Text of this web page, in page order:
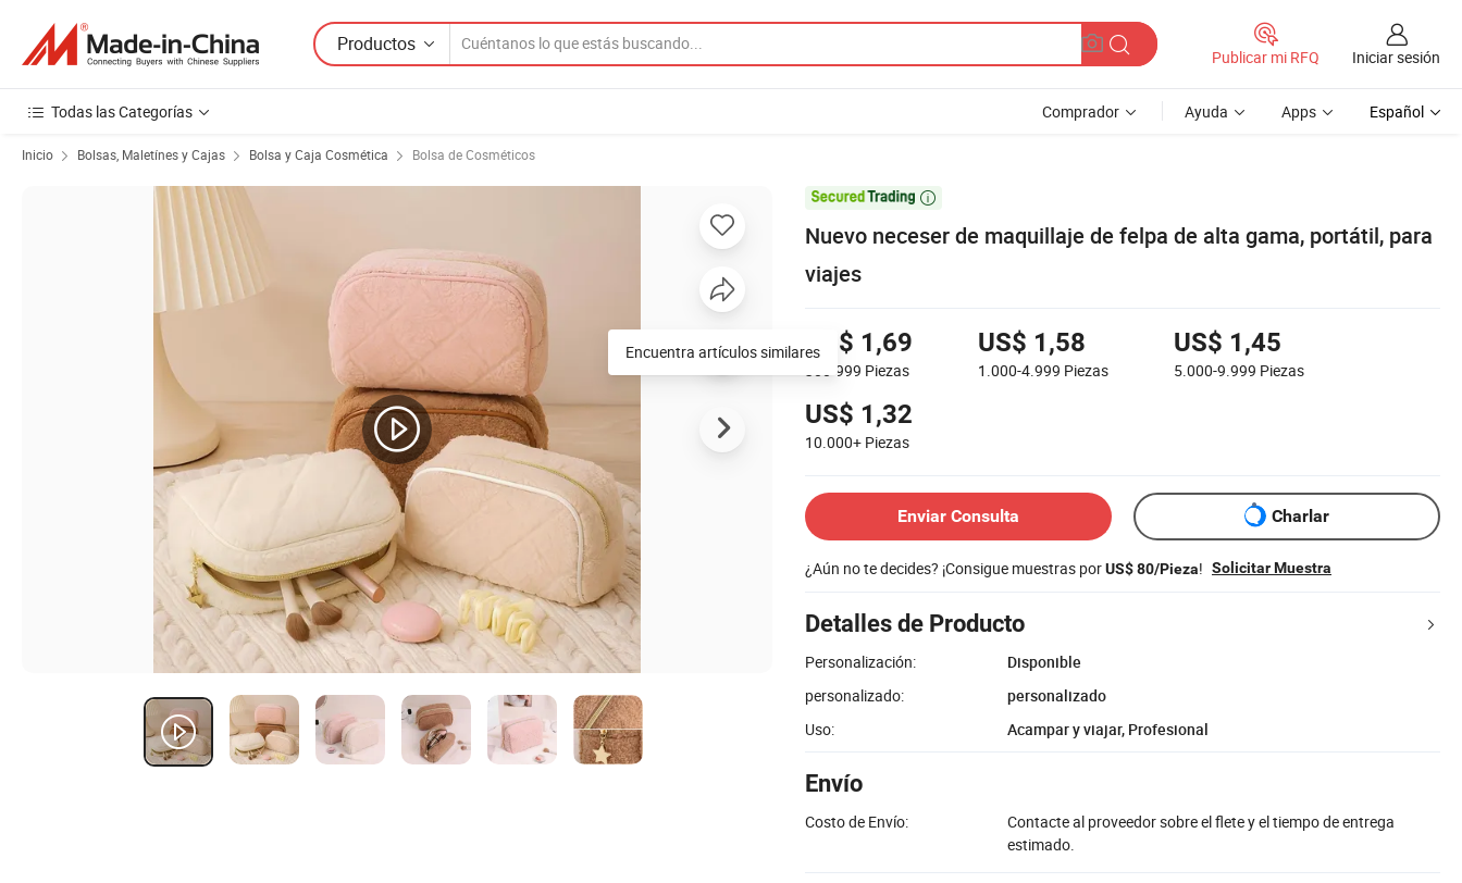
Productos
Publicar mi RFQ Iniciar sesión
Todas las Categorías Comprador Ayuda Apps Español
Inicio Bolsas, Maletínes y Cajas Bolsa y Caja Cosmética Bolsa de Cosméticos

Nuevo neceser de maquillaje de felpa de alta gama, portátil, para
viajes
US$ 1,69
300-999 Piezas
US$ 1,58
1.000-4.999 Piezas
US$ 1,45
5.000-9.999 Piezas
US$ 1,32
10.000+ Piezas
Enviar Consulta Charlar
¿Aún no te decides? ¡Consigue muestras porUS$ 80/Pieza! Solicitar Muestra
Detalles de Producto
Personalización:
Disponible
personalizado:
personalizado
Uso:
Acampar y viajar, Profesional
Envío
Costo de Envío:
Contacte al proveedor sobre el flete y el tiempo de entrega
estimado.
Encuentra artículos similares